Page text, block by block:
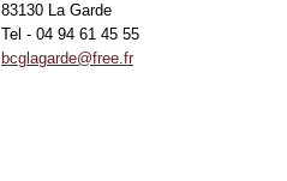
83130 La Garde
Tel - 04 94 61 45 55
bcglagarde@free.fr